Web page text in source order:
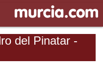
del Pinatar -